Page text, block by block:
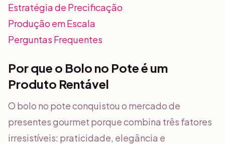
Estratégia de Precificação
Produção em Escala
Perguntas Frequentes
Por que o Bolo no Pote é um
Produto Rentável
O bolo no pote conquistou o mercado de
presentes gourmet porque combina três fatores
irresistíveis: praticidade, elegância e